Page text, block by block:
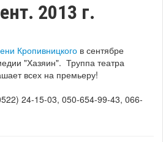
2013 г.
Кропивницкого в сентябре
"Хазяин". Труппа театра
всех на премьеру!
24-15-03, 050-654-99-43, 066-